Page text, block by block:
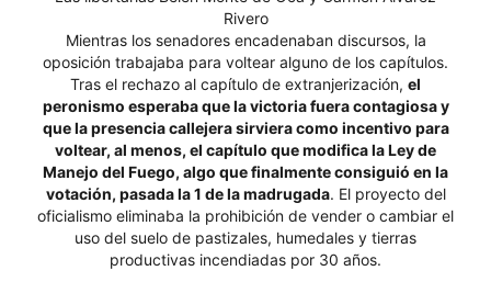
Rivero
Mientras los senadores encadenaban discursos, la
oposición trabajaba para voltear alguno de los capítulos.
Tras el rechazo al capítulo de extranjerización, el
peronismo esperaba que la victoria fuera contagiosa y
que la presencia callejera sirviera como incentivo para
voltear, al menos, el capítulo que modifica la Ley de
Manejo del Fuego, algo que finalmente consiguió en la
votación, pasada la 1 de la madrugada. El proyecto del
oficialismo eliminaba la prohibición de vender o cambiar el
uso del suelo de pastizales, humedales y tierras
productivas incendiadas por 30 años.